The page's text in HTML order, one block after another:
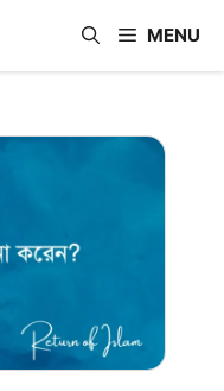
MENU